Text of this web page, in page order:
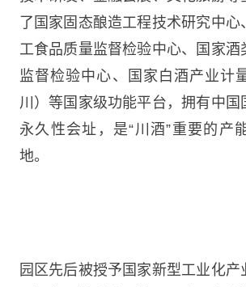
了国家固态酿造工程技术研究中心
工食品质量监督检验中心、国家酒
监督检验中心、国家白酒产业计
川）等国家级功能平台，拥有中国
永久性会址，是“川酒”重要的产
地。
园区先后被授予国家新型工业化产